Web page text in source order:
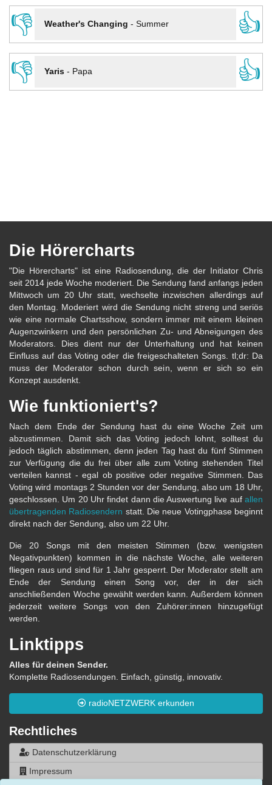
👎
Weather's Changing - Summer
👍
👎
Yaris- Papa 👍
Die Hörercharts
"Die Hörercharts" ist eine Radiosendung, die der Initiator Chris
seit 2014 jede Woche moderiert. Die Sendung fand anfangs jeden
Mittwoch um 20 Uhr statt, wechselte inzwischen allerdings auf
den Montag. Moderiert wird die Sendung nicht streng und seriös
wie eine normale Chartsshow, sondern immer mit einem kleinen
Augenzwinkern und den persönlichen Zu- und Abneigungen des
Moderators. Dies dient nur der Unterhaltung und hat keinen
Einfluss auf das Voting oder die freigeschalteten Songs. tl;dr: Da
muss der Moderator schon durch sein, wenn er sich so ein
Konzept ausdenkt.
Wie funktioniert's?
Nach dem Ende der Sendung hast du eine Woche Zeit um
abzustimmen. Damit sich das Voting jedoch lohnt, solltest du
jedoch täglich abstimmen, denn jeden Tag hast du fünf Stimmen
zur Verfügung die du frei über alle zum Voting stehenden Titel
verteilen kannst - egal ob positive oder negative Stimmen. Das
Voting wird montags 2 Stunden vor der Sendung, also um 18 Uhr,
geschlossen. Um 20 Uhr findet dann die Auswertung live auf allen
übertragenden Radiosendern statt. Die neue Votingphase beginnt
direkt nach der Sendung, also um 22 Uhr.
Die 20 Songs mit den meisten Stimmen (bzw. wenigsten
Negativpunkten) kommen in die nächste Woche, alle weiteren
fliegen raus und sind für 1 Jahr gesperrt. Der Moderator stellt am
Ende der Sendung einen Song vor, der in der sich
anschließenden Woche gewählt werden kann. Außerdem können
jederzeit weitere Songs von den Zuhörer:innen hinzugefügt
werden.
Linktipps
Alles für deinen Sender.
Komplette Radiosendungen. Einfach, günstig, innovativ.
radioNETZWERK erkunden
Rechtliches
Datenschutzerklärung
Impressum